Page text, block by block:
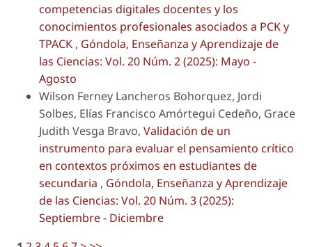
competencias digitales docentes y los
conocimientos profesionales asociados a PCK y
TPACK , Góndola, Enseñanza y Aprendizaje de
las Ciencias: Vol. 20 Núm. 2 (2025): Mayo -
Agosto
Wilson Ferney Lancheros Bohorquez, Jordi
Solbes, Elías Francisco Amórtegui Cedeño, Grace
Judith Vesga Bravo, Validación de un
instrumento para evaluar el pensamiento crítico
en contextos próximos en estudiantes de
secundaria , Góndola, Enseñanza y Aprendizaje
de las Ciencias: Vol. 20 Núm. 3 (2025):
Septiembre - Diciembre